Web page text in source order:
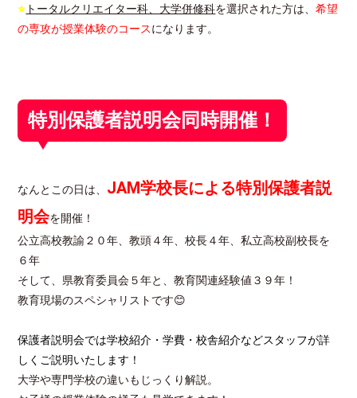
⭐ トータルクリエイター科、大学併修科を選択された方は、希望
の専攻が授業体験のコースになります。
特別保護者説明会同時開催！
なんとこの日は、 JAM学校長による特別保護者説
明会を開催！
公立高校教諭２０年、教頭４年、校長４年、私立高校副校長を
６年
そして、県教育委員会５年と、教育関連経験値３９年！
教育現場のスペシャリストです😊
保護者説明会では学校紹介・学費・校舎紹介などスタッフが詳
しくご説明いたします！
大学や専門学校の違いもじっくり解説。